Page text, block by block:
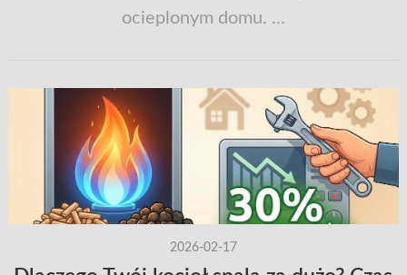
ocieplonym domu. ...
2026-02-17